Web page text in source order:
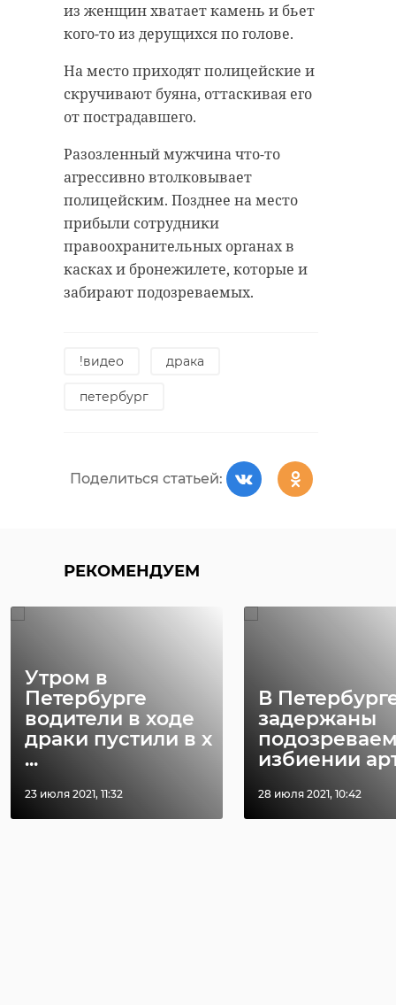
из женщин хватает камень и бьет
кого-то из дерущихся по голове.
На место приходят полицейские и
скручивают буяна, оттаскивая его
от пострадавшего.
Разозленный мужчина что-то
агрессивно втолковывает
полицейским. Позднее на место
прибыли сотрудники
правоохранительных органах в
касках и бронежилете, которые и
забирают подозреваемых.
!видео драка
петербург
Поделиться статьей:
РЕКОМЕНДУЕМ
Утром в
Петербурге
водители в ходе
драки пустили в х
...
23 июля 2021, 11:32
В
задержаны
избиении
28 июля 2021, 10:42